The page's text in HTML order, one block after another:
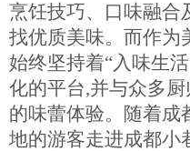
烹饪技巧、口味融合
找优质美味。而作为
始终坚持着“入味生
化的平台,并与众多
的味蕾体验。随着成
地的游客走进成都小